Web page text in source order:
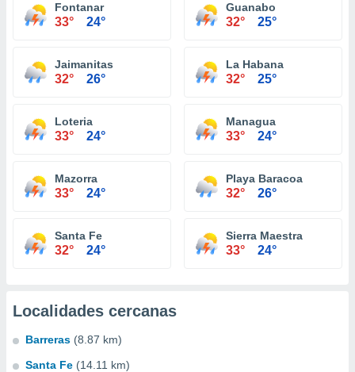
Fontanar
33° 24°
Guanabo
32° 25°
Jaimanitas
32° 26°
La Habana
32° 25°
Loteria
33° 24°
Managua
33° 24°
Mazorra
33° 24°
Playa Baracoa
32° 26°
Santa Fe
32° 24°
Sierra Maestra
33° 24°
Localidades cercanas
Barreras (8.87 km)
Santa Fe (14.11 km)